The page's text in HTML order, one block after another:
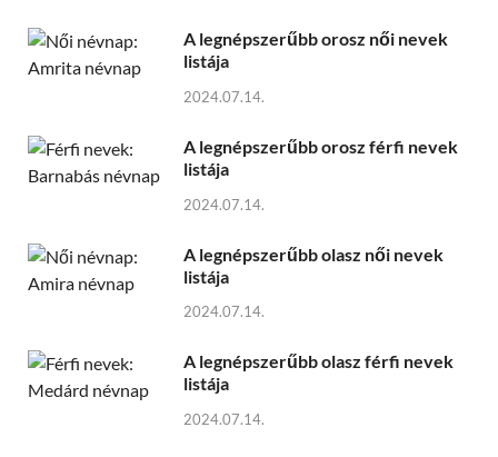
A legnépszerűbb orosz női nevek
listája
2024.07.14.
A legnépszerűbb orosz férfi nevek
listája
2024.07.14.
A legnépszerűbb olasz női nevek
listája
2024.07.14.
A legnépszerűbb olasz férfi nevek
listája
2024.07.14.